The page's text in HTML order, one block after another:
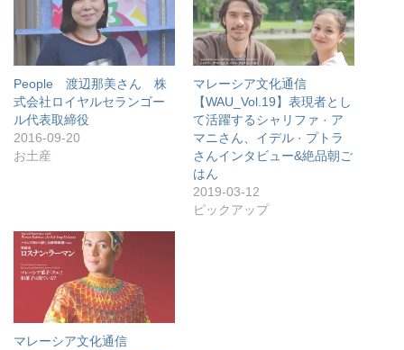
People 渡辺那美さん 株
式会社ロイヤルセランゴー
ル代表取締役
2016-09-20
お土産
マレーシア文化通信
【WAU_Vol.19】表現者とし
て活躍するシャリファ · ア
マニさん、イデル · プトラ
さんインタビュー&絶品朝ご
はん
2019-03-12
ピックアップ
マレーシア文化通信